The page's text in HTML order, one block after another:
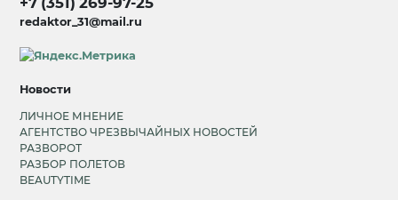
redaktor_31@mail.ru
Новости
ЛИЧНОЕ МНЕНИЕ
АГЕНТСТВО ЧРЕЗВЫЧАЙНЫХ НОВОСТЕЙ
РАЗВОРОТ
РАЗБОР ПОЛЕТОВ
BEAUTYTIME